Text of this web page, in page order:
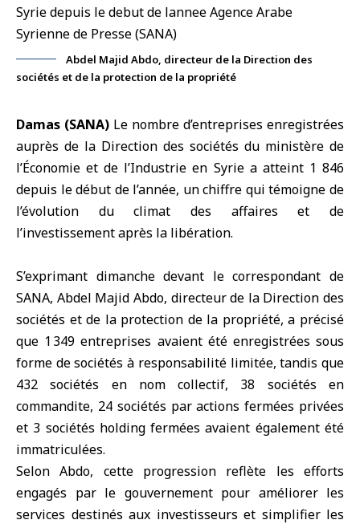
Abdel Majid Abdo, directeur de la Direction des
sociétés et de la protection de la propriété
Damas (SANA) Le nombre d’entreprises enregistrées
auprès de la Direction des sociétés du ministère de
l’Économie et de l’Industrie en Syrie a atteint 1 846
depuis le début de l’année, un chiffre qui témoigne de
l’évolution du climat des affaires et de
l’investissement après la libération.
S’exprimant dimanche devant le correspondant de
SANA, Abdel Majid Abdo, directeur de laDirection des
sociétés et de la protection de la propriété, a précisé
que 1 349 entreprises avaient été enregistrées sous
forme de sociétés à responsabilité limitée, tandis que
432 sociétés en nom collectif, 38 sociétés en
commandite, 24 sociétés par actions fermées privées
et 3 sociétés holding fermées avaient également été
immatriculées.
Selon Abdo, cette progression reflète les efforts
engagés par le gouvernement pour améliorer les
services destinés aux investisseurs et simplifier les